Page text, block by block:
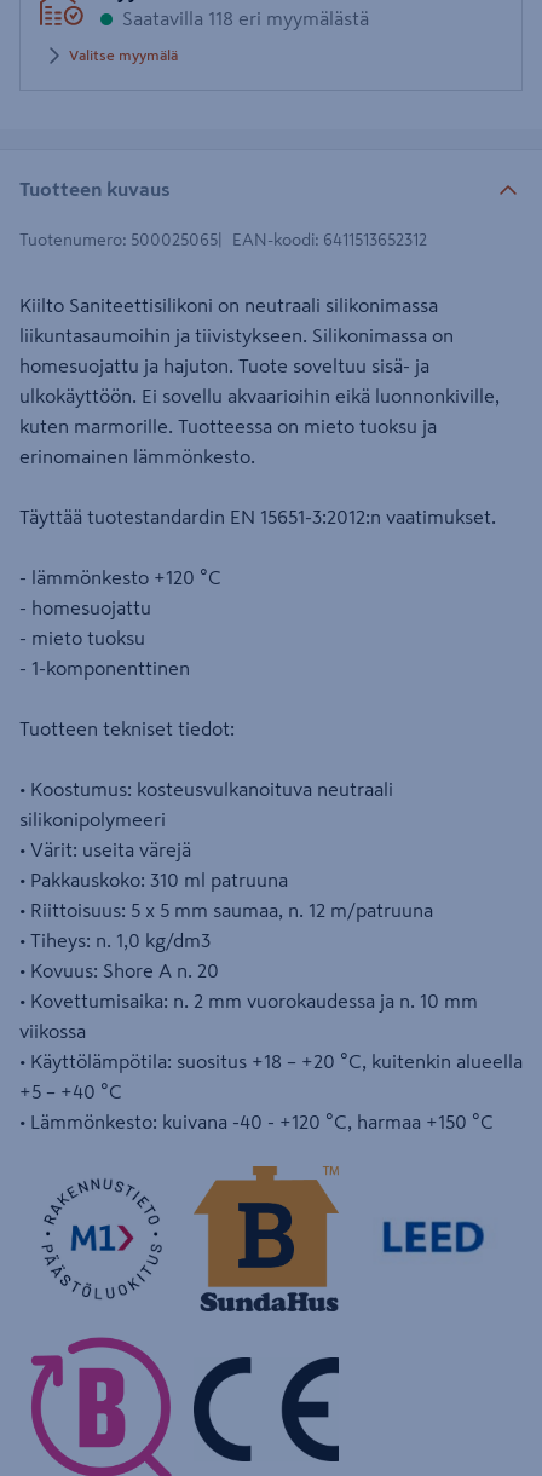
Saatavilla 118 eri myymälästä
Valitse myymälä
Tuotteen kuvaus
Tuotenumero: 500025065 EAN-koodi: 6411513652312
Kiilto Saniteettisilikoni on neutraali silikonimassa
liikuntasaumoihin ja tiivistykseen. Silikonimassa on
homesuojattu ja hajuton. Tuote soveltuu sisä- ja
ulkokäyttöön. Ei sovellu akvaarioihin eikä luonnonkiville,
kuten marmorille. Tuotteessa on mieto tuoksu ja
erinomainen lämmönkesto.
Täyttää tuotestandardin EN 15651-3:2012:n vaatimukset.
- lämmönkesto +120 °C
- homesuojattu
- mieto tuoksu
- 1-komponenttinen
Tuotteen tekniset tiedot:
• Koostumus: kosteusvulkanoituva neutraali
silikonipolymeeri
• Värit: useita värejä
• Pakkauskoko: 310 ml patruuna
• Riittoisuus: 5 x 5 mm saumaa, n. 12 m/patruuna
• Tiheys: n. 1,0 kg/dm3
• Kovuus: Shore A n. 20
• Kovettumisaika: n. 2 mm vuorokaudessa ja n. 10 mm
viikossa
• Käyttölämpötila: suositus +18 – +20 °C, kuitenkin alueella
+5 – +40 °C
• Lämmönkesto: kuivana -40 - +120 °C, harmaa +150 °C